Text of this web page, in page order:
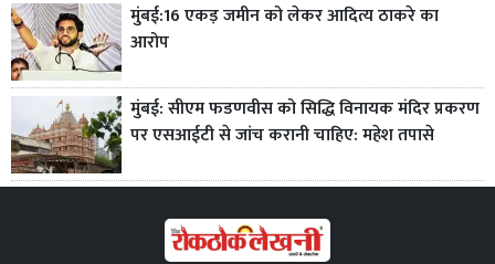
मुंबई:16 एकड़ जमीन को लेकर आदित्य ठाकरे का
आरोप
मुंबई: सीएम फडणवीस को सिद्धि विनायक मंदिर प्रकरण
पर एसआईटी से जांच करानी चाहिए: महेश तपासे